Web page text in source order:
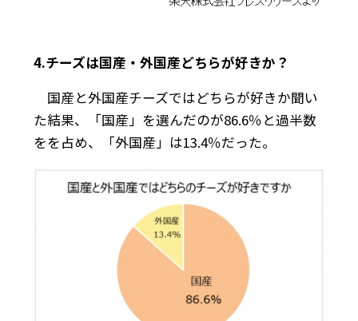
4.チーズは国産・外国産どちらが好きか？
国産と外国産チーズではどちらが好きか聞い
た結果、「国産」を選んだのが86.6％と過半数
をを占め、「外国産」は13.4％だった。